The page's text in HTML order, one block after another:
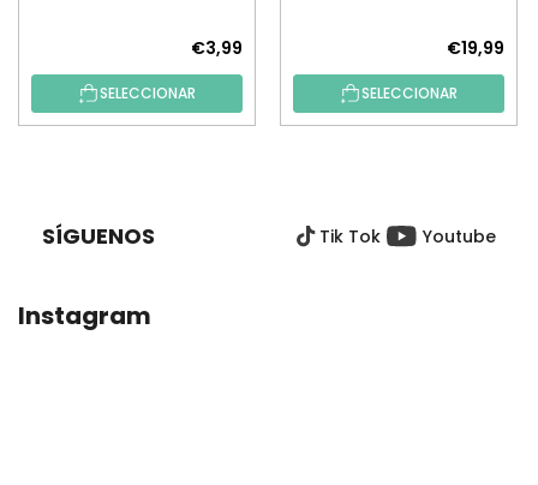
€3,99
SELECCIONAR
€19,99
SELECCIONAR
SÍGUENOS Tik Tok Youtube
Instagram